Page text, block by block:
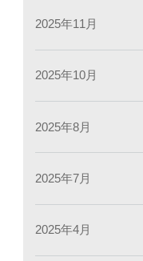
2025年11月
2025年10月
2025年8月
2025年7月
2025年4月